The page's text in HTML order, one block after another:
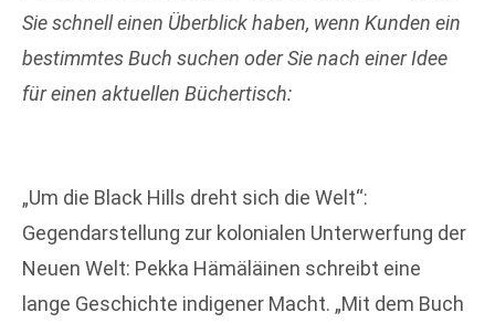
Sie schnell einen Überblick haben, wenn Kunden ein
bestimmtes Buch suchen oder Sie nach einer Idee
für einen aktuellen Büchertisch:
„Um die Black Hills dreht sich die Welt“:
Gegendarstellung zur kolonialen Unterwerfung der
Neuen Welt: Pekka Hämäläinen schreibt eine
lange Geschichte indigener Macht. „Mit dem Buch